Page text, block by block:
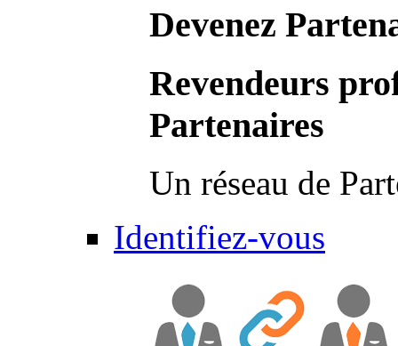
Devenez
Revendeurs
Partenaires
Un réseau de
Identifiez-vous